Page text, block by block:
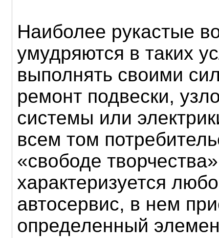
Наиболее рукастые
умудряются в таких
выполнять своими
ремонт подвески,
системы или
всем том
«свободе
характеризуется
автосервис, в нем
определенный